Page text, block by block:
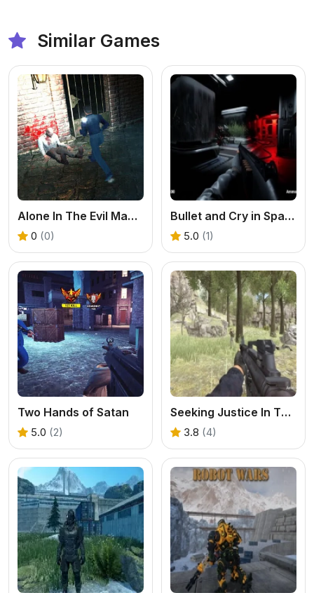
Similar Games
Alone In The Evil Mansion
0 (0)
Bullet and Cry in Space
5.0 (1)
Two Hands of Satan
5.0 (2)
Seeking Justice In The Galaxy
3.8 (4)